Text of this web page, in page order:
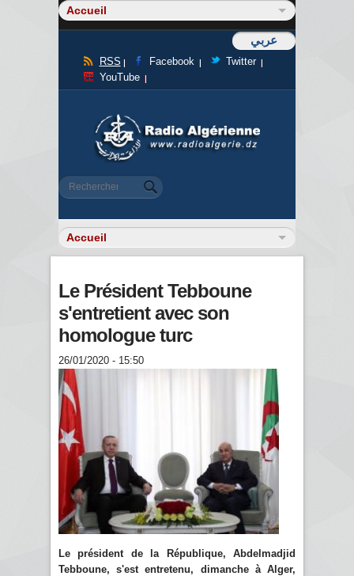
عربي
RSS Facebook
Twitter
YouTube
Formulaire de recherche
Rechercher
Le Président Tebboune
s'entretient avec son
homologue turc
26/01/2020 - 15:50
Le président de la République, Abdelmadjid
Tebboune, s'est entretenu, dimanche à Alger,